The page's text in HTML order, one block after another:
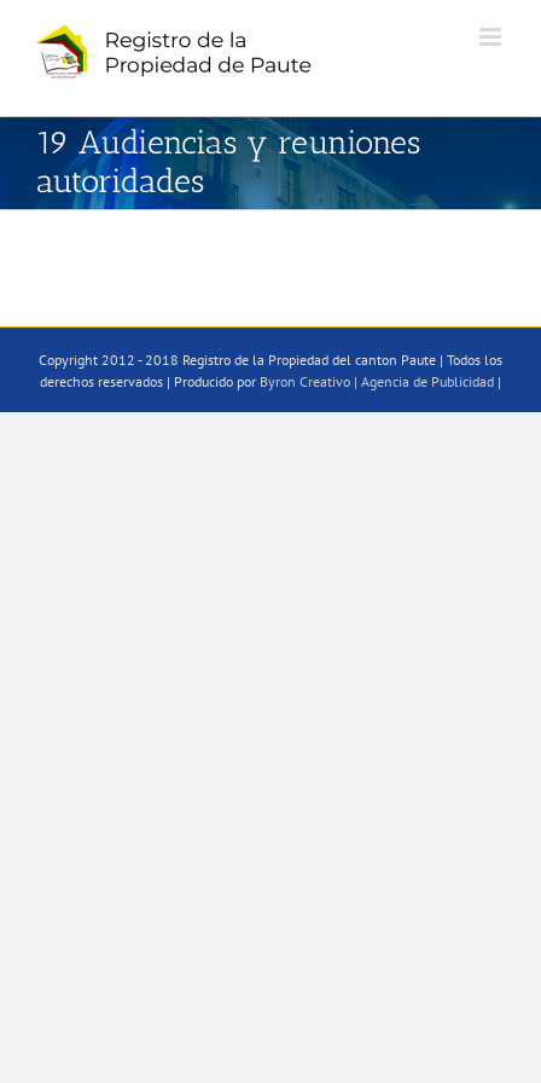
contenido
19 Audiencias y reuniones
autoridades
Copyright 2012 - 2018 Registro de la Propiedad del canton Paute | Todos los
derechos reservados | Producido por Byron Creativo | Agencia de Publicidad |